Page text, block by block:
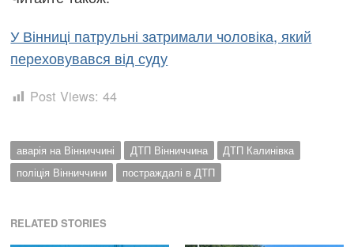
У Вінниці патрульні затримали чоловіка, який
переховувався від суду
Post Views: 44
аварія на Вінниччині ДТП Вінниччина
ДТП Калинівка
поліція Вінниччини
постраждалі в ДТП
RELATED STORIES